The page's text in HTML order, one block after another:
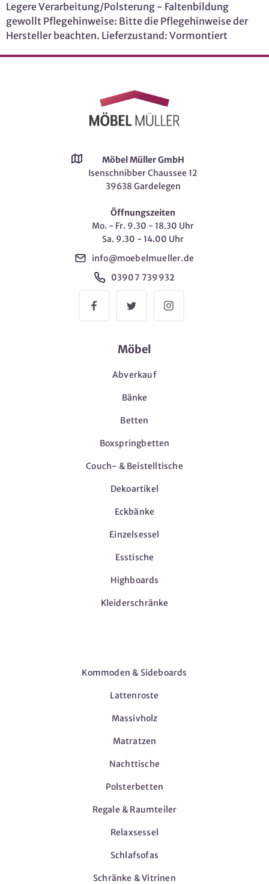
Legere Verarbeitung/Polsterung - Faltenbildung
gewollt Pflegehinweise: Bitte die Pflegehinweise der
Hersteller beachten. Lieferzustand: Vormontiert
Möbel Müller GmbH
Isenschnibber Chaussee 12
39638 Gardelegen
Öffnungszeiten
Mo. - Fr. 9.30 - 18.30 Uhr
Sa. 9.30 - 14.00 Uhr
info@moebelmueller.de
03907 739932
Möbel
Abverkauf
Bänke
Betten
Boxspringbetten
Couch- & Beistelltische
Dekoartikel
Eckbänke
Einzelsessel
Esstische
Highboards
Kleiderschränke
Kommoden & Sideboards
Lattenroste
Massivholz
Matratzen
Nachttische
Polsterbetten
Regale & Raumteiler
Relaxsessel
Schlafsofas
Schränke & Vitrinen